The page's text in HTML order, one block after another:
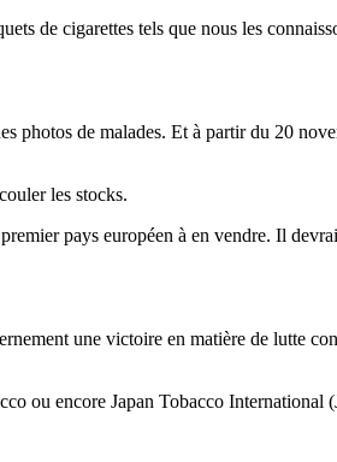
de cigarettes tels que nous les
photos de malades. Et à partir du 20
les stocks.
pays européen à en vendre. Il
une victoire en matière de lutte
ou encore Japan Tobacco International